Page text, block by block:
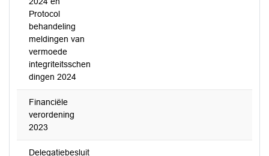
Protocol
behandeling
meldingen van
vermoede
integriteitsschen
dingen 2024
Financiële
verordening
2023
Delegatiebesluit